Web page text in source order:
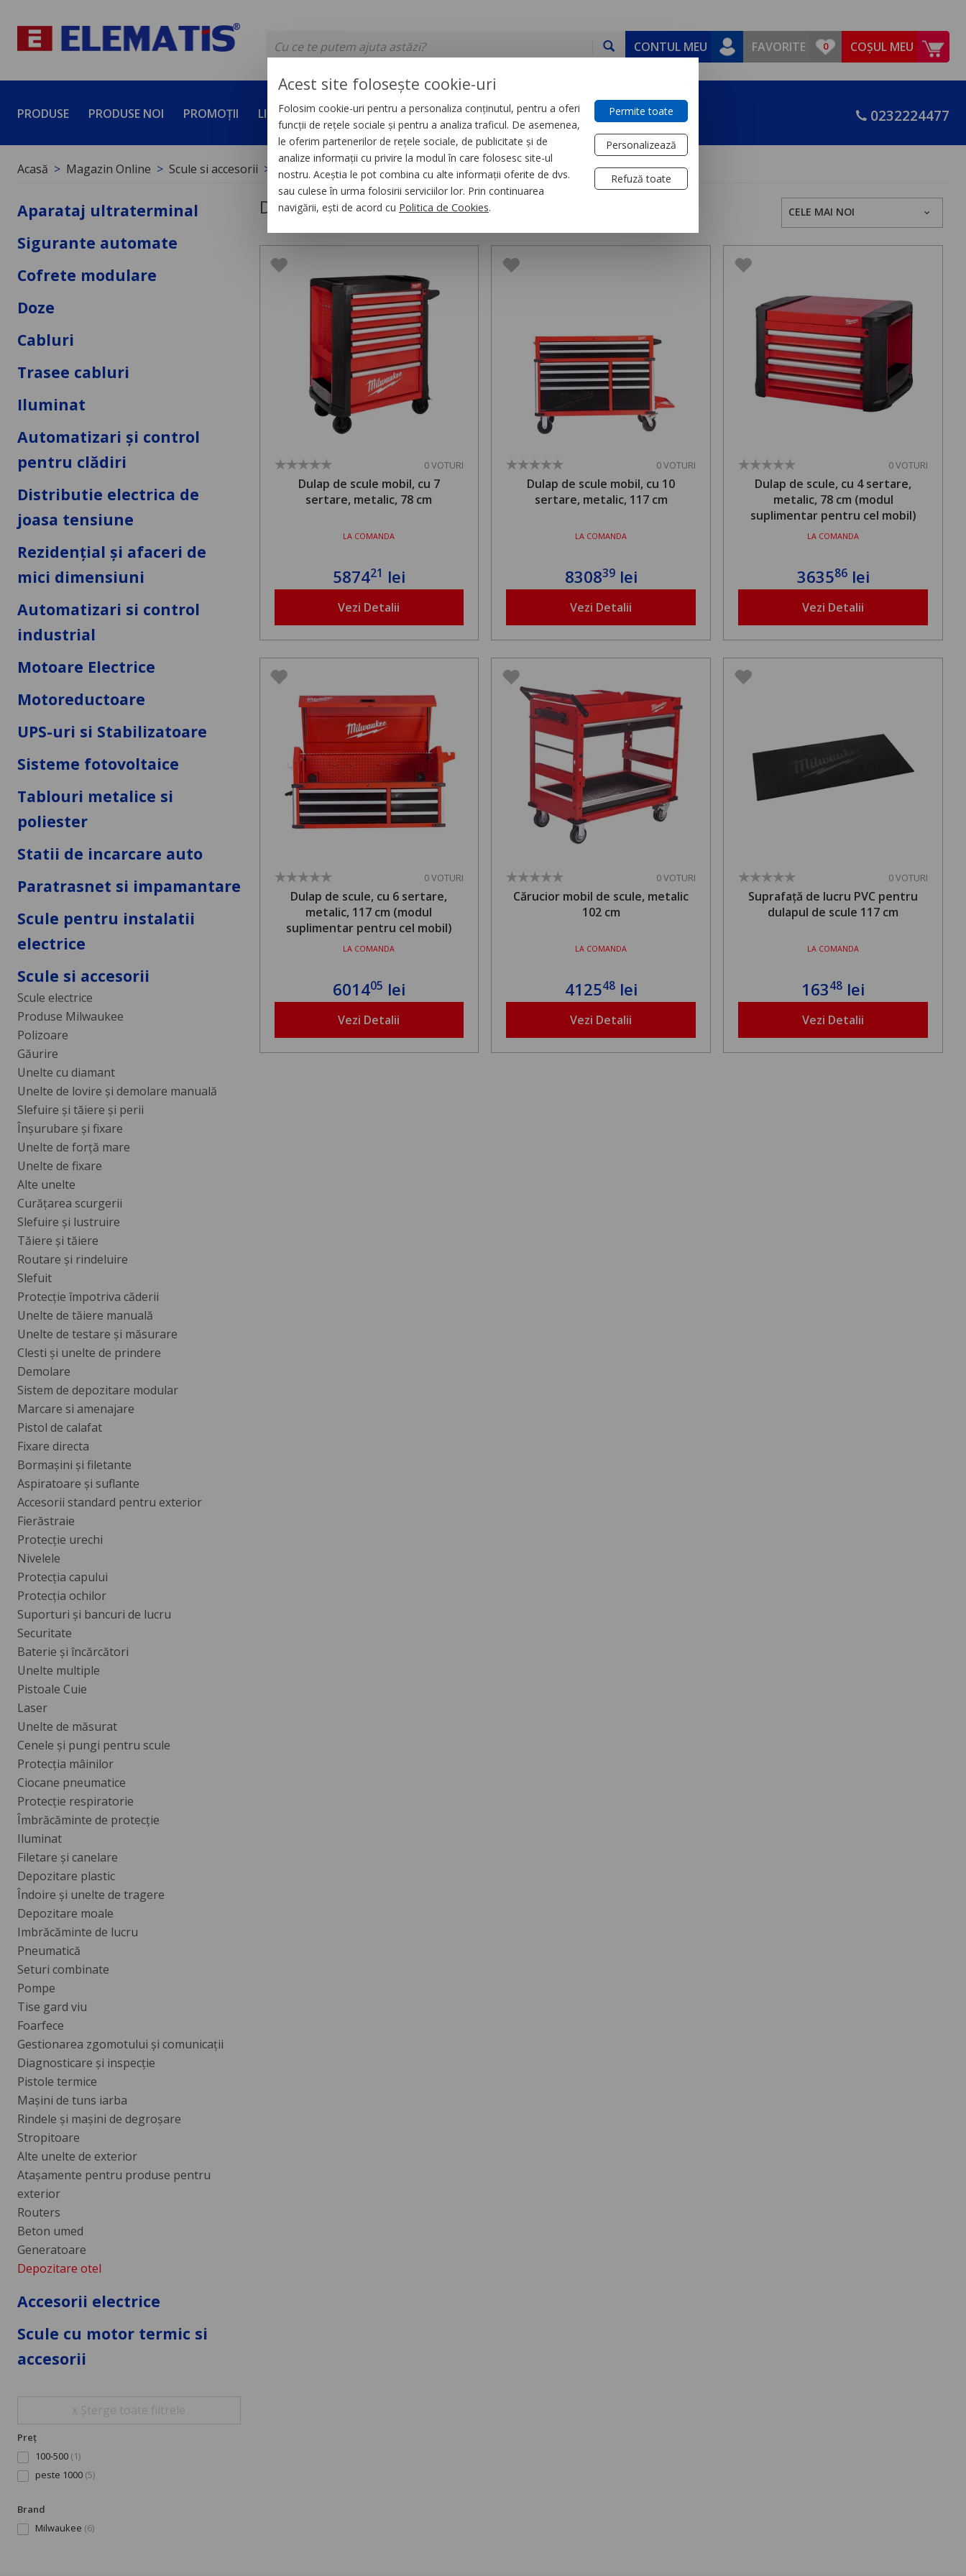
CONTUL MEU FAVORITE COȘUL MEU
PRODUSE PRODUSE NOI PROMOȚII LICHIDĂRI DE STOC SERVICII DEVINO PARTENER CONTACT 0232224477
Acasă Magazin Online Scule si accesorii Depozitare otel
Aparataj ultraterminal
Sigurante automate
Cofrete modulare
Doze
Cabluri
Trasee cabluri
Iluminat
Automatizari și control
pentru clădiri
Distributie electrica de
joasa tensiune
Rezidențial și afaceri de
mici dimensiuni
Automatizari si control
industrial
Motoare Electrice
Motoreductoare
UPS-uri si Stabilizatoare
Sisteme fotovoltaice
Tablouri metalice si
poliester
Statii de incarcare auto
Paratrasnet si impamantare
Scule pentru instalatii
electrice
Scule si accesorii
Scule electrice
Produse Milwaukee
Polizoare
Găurire
Unelte cu diamant
Unelte de lovire și demolare manuală
Slefuire și tăiere și perii
Înșurubare și fixare
Unelte de forță mare
Unelte de fixare
Alte unelte
Curăţarea scurgerii
Slefuire şi lustruire
Tăiere şi tăiere
Routare şi rindeluire
Slefuit
Protecţie împotriva căderii
Unelte de tăiere manuală
Unelte de testare şi măsurare
Clesti şi unelte de prindere
Demolare
Sistem de depozitare modular
Marcare si amenajare
Pistol de calafat
Fixare directa
Bormașini și filetante
Aspiratoare și suflante
Accesorii standard pentru exterior
Fierăstraie
Protecție urechi
Nivelele
Protecția capului
Protecția ochilor
Suporturi și bancuri de lucru
Securitate
Baterie și încărcători
Unelte multiple
Pistoale Cuie
Laser
Unelte de măsurat
Cenele și pungi pentru scule
Protecția mâinilor
Ciocane pneumatice
Protecție respiratorie
Îmbrăcăminte de protecție
Iluminat
Filetare și canelare
Depozitare plastic
Îndoire și unelte de tragere
Depozitare moale
Imbrăcăminte de lucru
Pneumatică
Seturi combinate
Pompe
Tise gard viu
Foarfece
Gestionarea zgomotului și comunicații
Diagnosticare și inspecție
Pistole termice
Mașini de tuns iarba
Rindele și mașini de degroșare
Stropitoare
Alte unelte de exterior
Atașamente pentru produse pentru
exterior
Routers
Beton umed
Generatoare
Depozitare otel
Accesorii electrice
Scule cu motor termic si
accesorii
x Șterge toate filtrele
Preț
100-500 (1)
peste 1000 (5)
Brand
Milwaukee (6)
Depozitare otel,6 produse
0 VOTURI
Dulap de scule mobil, cu 7
sertare, metalic, 78 cm
LA COMANDA
587421 lei
Vezi Detalii
0 VOTURI
Dulap de scule mobil, cu 10
sertare, metalic, 117 cm
LA COMANDA
830839lei
Vezi Detalii
0 VOTURI
Dulap de scule, cu 4 sertare,
metalic, 78 cm (modul
suplimentar pentru cel mobil)
LA COMANDA
363586lei
Vezi Detalii
0 VOTURI
Dulap de scule, cu 6 sertare,
metalic, 117 cm (modul
suplimentar pentru cel mobil)
LA COMANDA
601405 lei
Vezi Detalii
0 VOTURI
Cărucior mobil de scule, metalic
102 cm
LA COMANDA
412548lei
Vezi Detalii
0 VOTURI
Suprafață de lucru PVC pentru
dulapul de scule 117 cm
LA COMANDA
16348 lei
Vezi Detalii
Acest site folosește cookie-uri
Folosim cookie-uri pentru a personaliza conținutul, pentru a oferi
funcții de rețele sociale și pentru a analiza traficul. De asemenea,
le oferim partenerilor de rețele sociale, de publicitate și de
analize informații cu privire la modul în care folosesc site-ul
nostru. Aceștia le pot combina cu alte informații oferite de dvs.
sau culese în urma folosirii serviciilor lor. Prin continuarea
navigării, ești de acord cu Politica de Cookies.
Permite toate
Personalizează
Refuză toate